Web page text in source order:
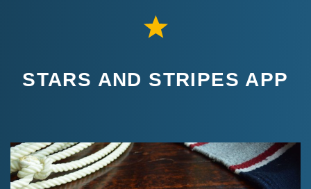
STARS AND STRIPES APP